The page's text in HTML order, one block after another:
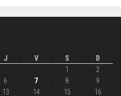
J V S D
1
2
6 7 8
9
13 14 15
16